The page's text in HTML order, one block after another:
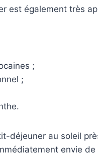
est également très
;
;
déjeuner au soleil
envie de